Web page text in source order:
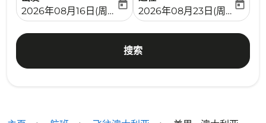
fc-booking-departure-date-aria-label
2026年08月16日(周日)
today
fc-booking-return-date-
2026年08月23日(周日)
today
搜索